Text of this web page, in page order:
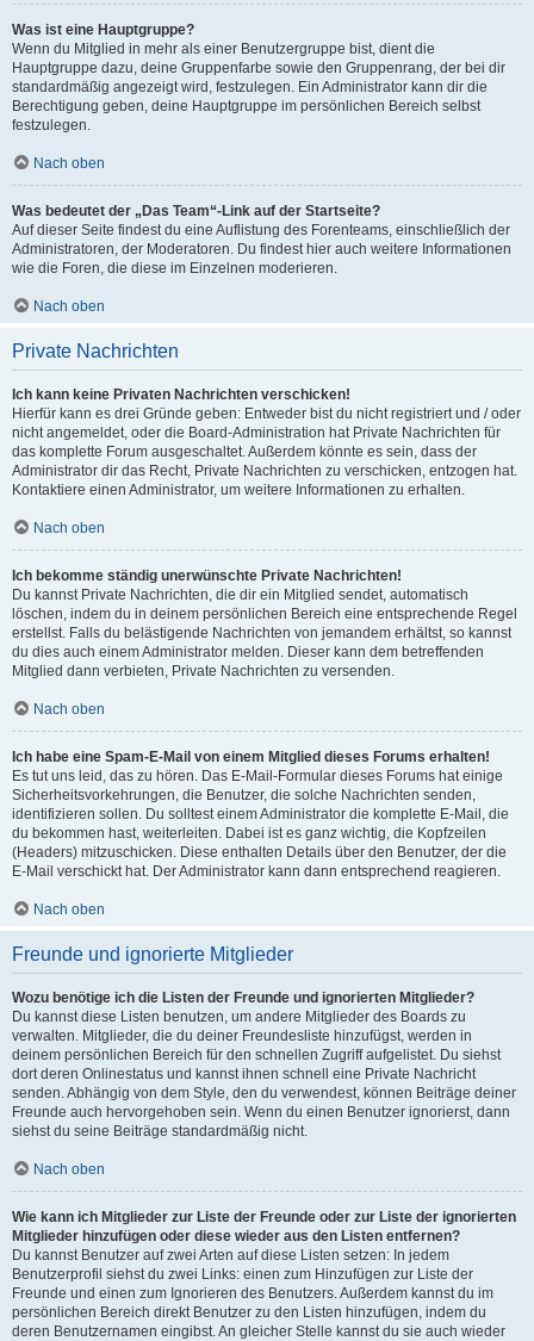
Was ist eine Hauptgruppe?
Wenn du Mitglied in mehr als einer Benutzergruppe bist, dient die
Hauptgruppe dazu, deine Gruppenfarbe sowie den Gruppenrang, der bei dir
standardmäßig angezeigt wird, festzulegen. Ein Administrator kann dir die
Berechtigung geben, deine Hauptgruppe im persönlichen Bereich selbst
festzulegen.
Nach oben
Was bedeutet der „Das Team“-Link auf der Startseite?
Auf dieser Seite findest du eine Auflistung des Forenteams, einschließlich der
Administratoren, der Moderatoren. Du findest hier auch weitere Informationen
wie die Foren, die diese im Einzelnen moderieren.
Nach oben
Private Nachrichten
Ich kann keine Privaten Nachrichten verschicken!
Hierfür kann es drei Gründe geben: Entweder bist du nicht registriert und / oder
nicht angemeldet, oder die Board-Administration hat Private Nachrichten für
das komplette Forum ausgeschaltet. Außerdem könnte es sein, dass der
Administrator dir das Recht, Private Nachrichten zu verschicken, entzogen hat.
Kontaktiere einen Administrator, um weitere Informationen zu erhalten.
Nach oben
Ich bekomme ständig unerwünschte Private Nachrichten!
Du kannst Private Nachrichten, die dir ein Mitglied sendet, automatisch
löschen, indem du in deinem persönlichen Bereich eine entsprechende Regel
erstellst. Falls du belästigende Nachrichten von jemandem erhältst, so kannst
du dies auch einem Administrator melden. Dieser kann dem betreffenden
Mitglied dann verbieten, Private Nachrichten zu versenden.
Nach oben
Ich habe eine Spam-E-Mail von einem Mitglied dieses Forums erhalten!
Es tut uns leid, das zu hören. Das E-Mail-Formular dieses Forums hat einige
Sicherheitsvorkehrungen, die Benutzer, die solche Nachrichten senden,
identifizieren sollen. Du solltest einem Administrator die komplette E-Mail, die
du bekommen hast, weiterleiten. Dabei ist es ganz wichtig, die Kopfzeilen
(Headers) mitzuschicken. Diese enthalten Details über den Benutzer, der die
E-Mail verschickt hat. Der Administrator kann dann entsprechend reagieren.
Nach oben
Freunde und ignorierte Mitglieder
Wozu benötige ich die Listen der Freunde und ignorierten Mitglieder?
Du kannst diese Listen benutzen, um andere Mitglieder des Boards zu
verwalten. Mitglieder, die du deiner Freundesliste hinzufügst, werden in
deinem persönlichen Bereich für den schnellen Zugriff aufgelistet. Du siehst
dort deren Onlinestatus und kannst ihnen schnell eine Private Nachricht
senden. Abhängig von dem Style, den du verwendest, können Beiträge deiner
Freunde auch hervorgehoben sein. Wenn du einen Benutzer ignorierst, dann
siehst du seine Beiträge standardmäßig nicht.
Nach oben
Wie kann ich Mitglieder zur Liste der Freunde oder zur Liste der ignorierten
Mitglieder hinzufügen oder diese wieder aus den Listen entfernen?
Du kannst Benutzer auf zwei Arten auf diese Listen setzen: In jedem
Benutzerprofil siehst du zwei Links: einen zum Hinzufügen zur Liste der
Freunde und einen zum Ignorieren des Benutzers. Außerdem kannst du im
persönlichen Bereich direkt Benutzer zu den Listen hinzufügen, indem du
deren Benutzernamen eingibst. An gleicher Stelle kannst du sie auch wieder